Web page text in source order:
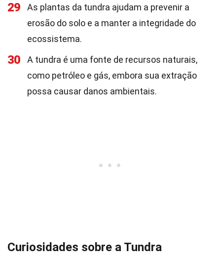
29
As plantas da tundra ajudam a prevenir a
erosão do solo e a manter a integridade do
ecossistema.
30
A tundra é uma fonte de recursos naturais,
como petróleo e gás, embora sua extração
possa causar danos ambientais.
Curiosidades sobre a Tundra